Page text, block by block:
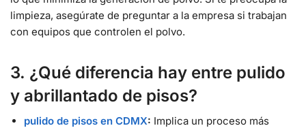
limpieza, asegúrate de preguntar a la empresa si trabajan
con equipos que controlen el polvo.
3. ¿Qué diferencia hay entre pulido
y abrillantado de pisos?
pulido de pisos en CDMX: Implica un proceso más